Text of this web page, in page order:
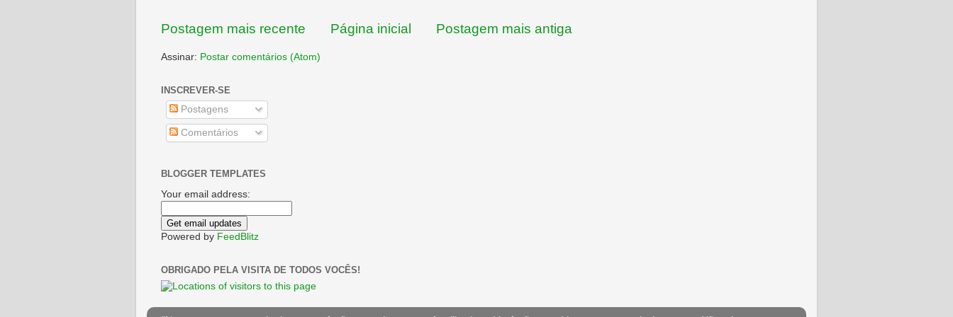
Postagem mais recente Postagem mais antiga
Página inicial
Assinar: Postar comentários (Atom)
INSCREVER-SE
Postagens
Comentários
BLOGGER TEMPLATES
Your email address:
Powered by FeedBlitz
OBRIGADO PELA VISITA DE TODOS VOCÊS!